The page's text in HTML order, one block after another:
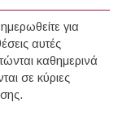
για
αυτές
καθημερινά
σε κύριες